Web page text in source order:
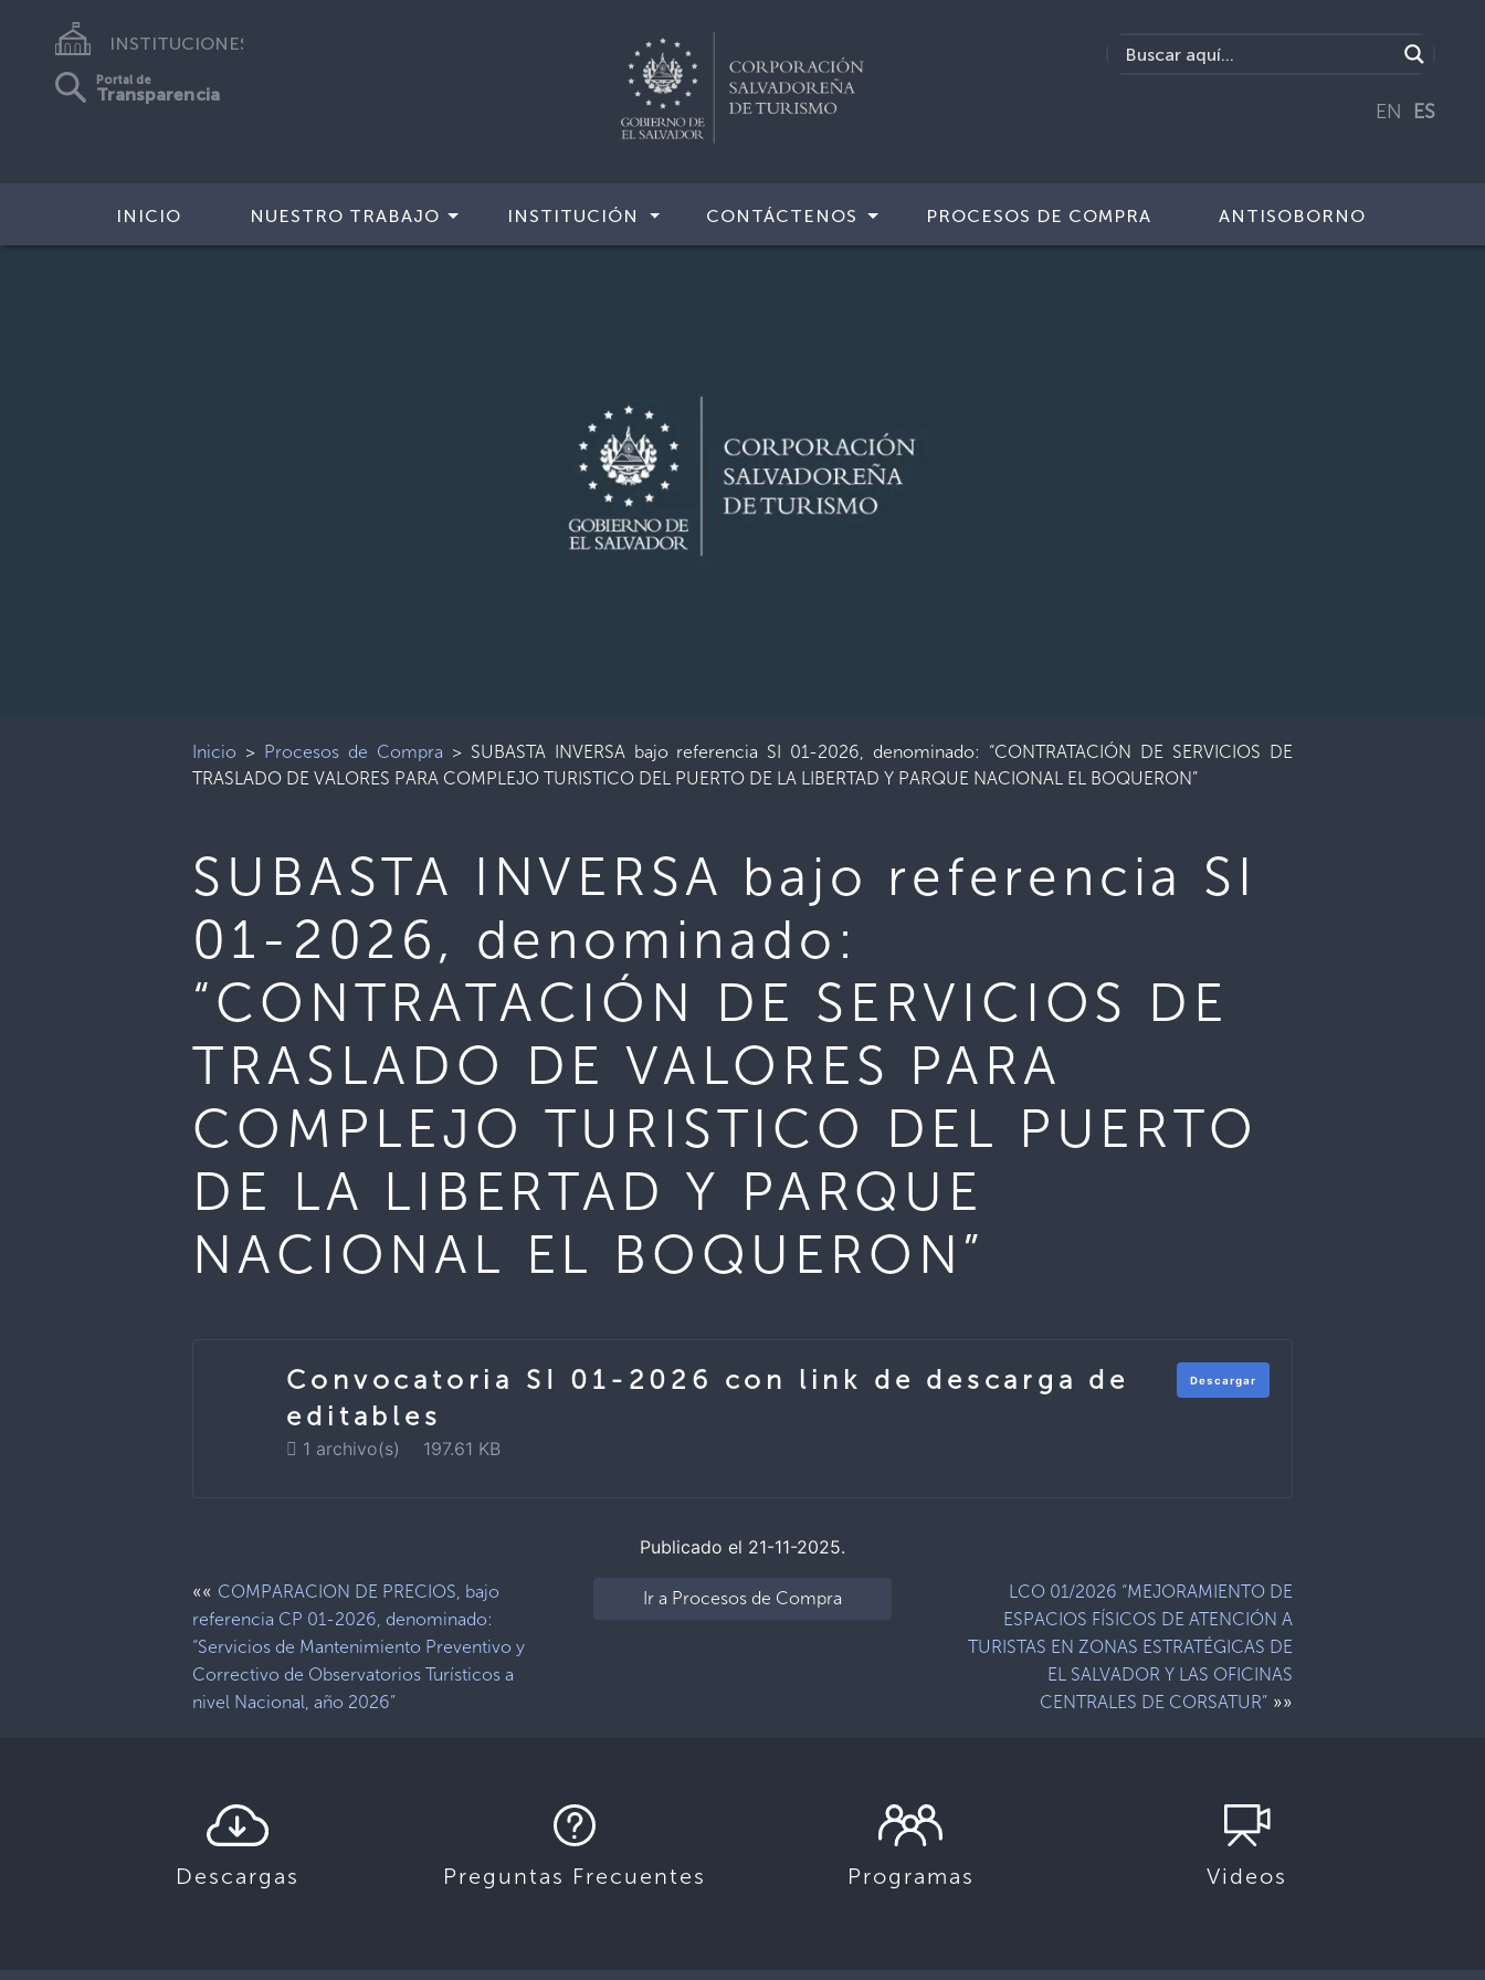
INSTITUCIONES
Portal de
Transparencia
EN ES
INICIO NUESTRO TRABAJO INSTITUCIÓN CONTÁCTENOS PROCESOS DE COMPRA ANTISOBORNO
Inicio > Procesos de Compra > SUBASTA INVERSA bajo referencia SI 01-2026, denominado: “CONTRATACIÓN DE SERVICIOS DE
TRASLADO DE VALORES PARA COMPLEJO TURISTICO DEL PUERTO DE LA LIBERTAD Y PARQUE NACIONAL EL BOQUERON”
SUBASTA INVERSA bajo referencia SI
01-2026, denominado:
“CONTRATACIÓN DE SERVICIOS DE
TRASLADO DE VALORES PARA
COMPLEJO TURISTICO DEL PUERTO
DE LA LIBERTAD Y PARQUE
NACIONAL EL BOQUERON”
Convocatoria SI 01-2026 con link de descarga de
editables
1 archivo(s) 197.61 KB
Descargar
Publicado el 21-11-2025.
«« COMPARACION DE PRECIOS, bajo
referencia CP 01-2026, denominado:
“Servicios de Mantenimiento Preventivo y
Correctivo de Observatorios Turísticos a
nivel Nacional, año 2026”
Ir a Procesos de Compra
LCO 01/2026 “MEJORAMIENTO DE
ESPACIOS FÍSICOS DE ATENCIÓN A
TURISTAS EN ZONAS ESTRATÉGICAS DE
EL SALVADOR Y LAS OFICINAS
CENTRALES DE CORSATUR”»»
Descargas Preguntas Frecuentes Programas Videos